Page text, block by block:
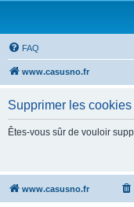
FAQ
www.casusno.fr
Supprimer les cookies
Êtes-vous sûr de vouloir
www.casusno.fr